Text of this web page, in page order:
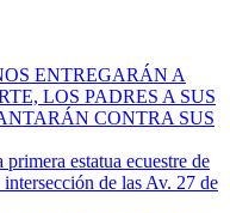
ENTREGARÁN A
LOS PADRES A SUS
CONTRA SUS
estatua ecuestre de
de las Av. 27 de